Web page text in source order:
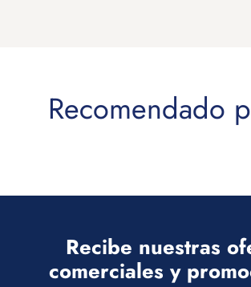
Recibe nuestras
comerciales y